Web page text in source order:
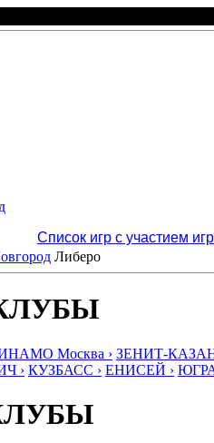
Список игр с участием
Либеро
Москва › ЗЕНИТ-
› КУЗБАСС › ЕНИСЕЙ ›